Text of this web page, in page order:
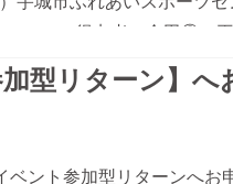
ンド ②7月23日（月）11
月25日（水）11時30分
2チームが、ノックアウト
い。 未来を担うロアッソ
4-1）（得点者：金田③、
終了し、ロアッソ熊本ユ
ース 4-0 東海大学付属熊本
島②）
型リターン】へ
ント参加型リターンへお